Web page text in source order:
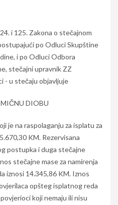
i 125. Zakona o stečajnom
po Odluci Skupštine
i po Odluci Odbora
stečajni upravnik ZZ
- u stečaju objavljuje
DIOBU
je na raspolaganju za isplatu za
KM. Rezervisana
postupka i duga stečajne
stečajne mase za namirenja
iznosi 14.345,86 KM. Iznos
opšteg isplatnog reda
koji nemaju ili nisu